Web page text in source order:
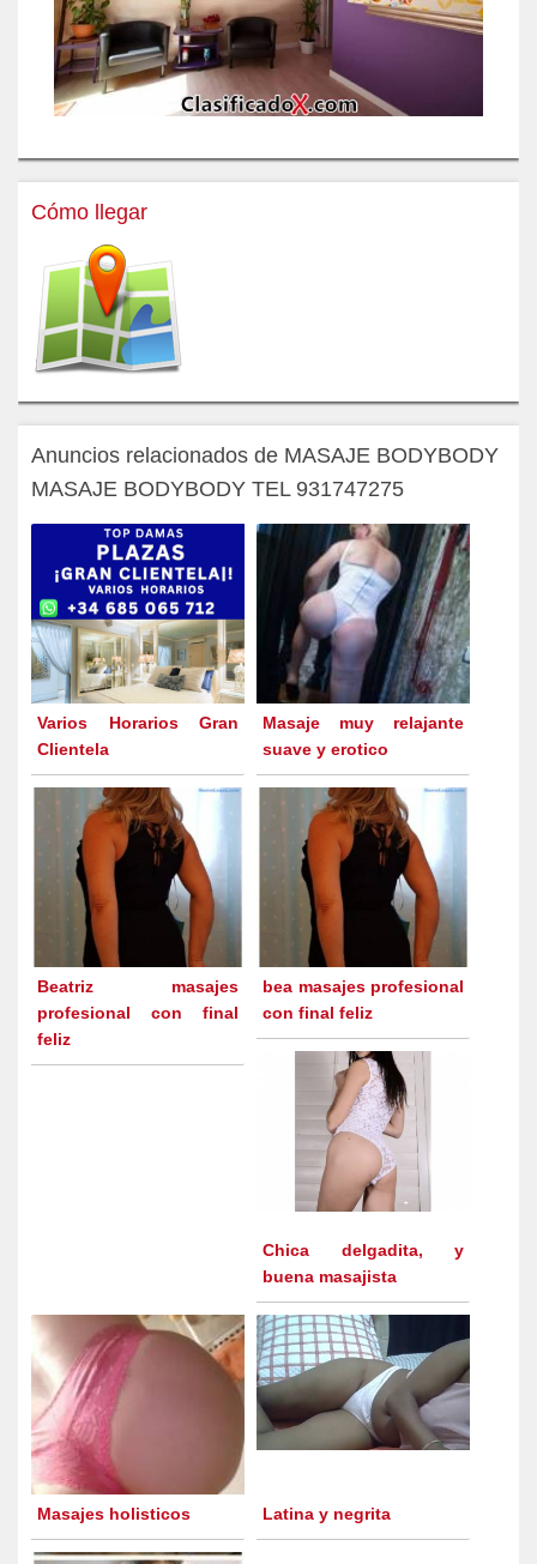
Cómo llegar
Anuncios relacionados de MASAJE BODYBODY
MASAJE BODYBODY TEL 931747275
Varios Horarios Gran
Clientela
Masaje muy relajante
suave y erotico
Beatriz masajes
profesional con final
feliz
bea masajes profesional
con final feliz
Chica delgadita, y
buena masajista
Masajes holisticos Latina y negrita